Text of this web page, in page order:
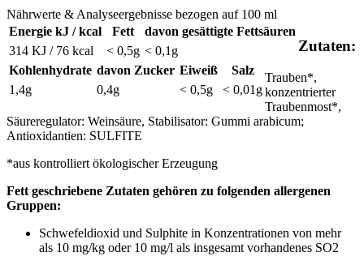
Nährwerte & Analyseergebnisse bezogen auf 100 ml
Energie kJ / kcal
314 KJ / 76 kcal
Fett
< 0,5g
davon gesättigte Fettsäuren
< 0,1g
Kohlenhydrate
1,4g
davon Zucker
0,4g
Eiweiß
< 0,5g
Salz
< 0,01g
Zutaten:
Trauben*,
konzentrierter
Traubenmost*,
Säureregulator: Weinsäure, Stabilisator: Gummi arabicum;
Antioxidantien: SULFITE
*aus kontrolliert ökologischer Erzeugung
Fett geschriebene Zutaten gehören zu folgenden allergenen
Gruppen:
Schwefeldioxid und Sulphite in Konzentrationen von mehr
als 10 mg/kg oder 10 mg/l als insgesamt vorhandenes SO2